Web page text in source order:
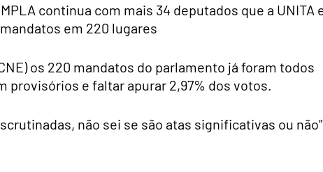
continua com mais 34 deputados que a UNITA
em 220 lugares
os 220 mandatos do parlamento já foram todos
provisórios e faltar apurar 2,97% dos votos.
não sei se são atas significativas ou